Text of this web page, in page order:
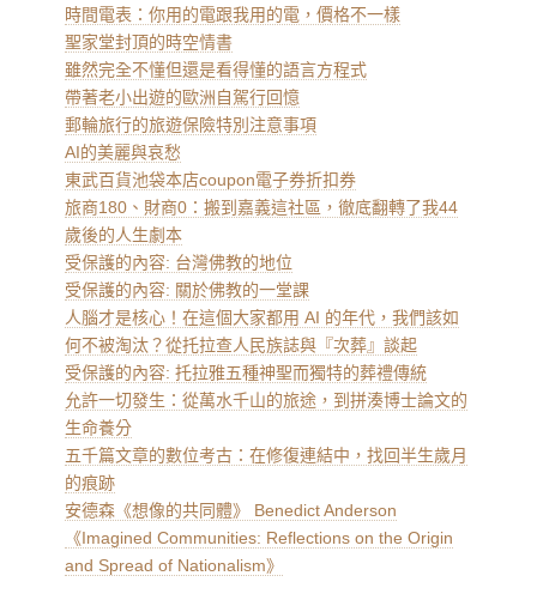
時間電表：你用的電跟我用的電，價格不一樣
聖家堂封頂的時空情書
雖然完全不懂但還是看得懂的語言方程式
帶著老小出遊的歐洲自駕行回憶
郵輪旅行的旅遊保險特別注意事項
AI的美麗與哀愁
東武百貨池袋本店coupon電子券折扣券
旅商180、財商0：搬到嘉義這社區，徹底翻轉了我44
歲後的人生劇本
受保護的內容: 台灣佛教的地位
受保護的內容: 關於佛教的一堂課
人腦才是核心！在這個大家都用 AI 的年代，我們該如
何不被淘汰？從托拉查人民族誌與『次葬』談起
受保護的內容: 托拉雅五種神聖而獨特的葬禮傳統
允許一切發生：從萬水千山的旅途，到拼湊博士論文的
生命養分
五千篇文章的數位考古：在修復連結中，找回半生歲月
的痕跡
安德森《想像的共同體》 Benedict Anderson
《Imagined Communities: Reflections on the Origin
and Spread of Nationalism》